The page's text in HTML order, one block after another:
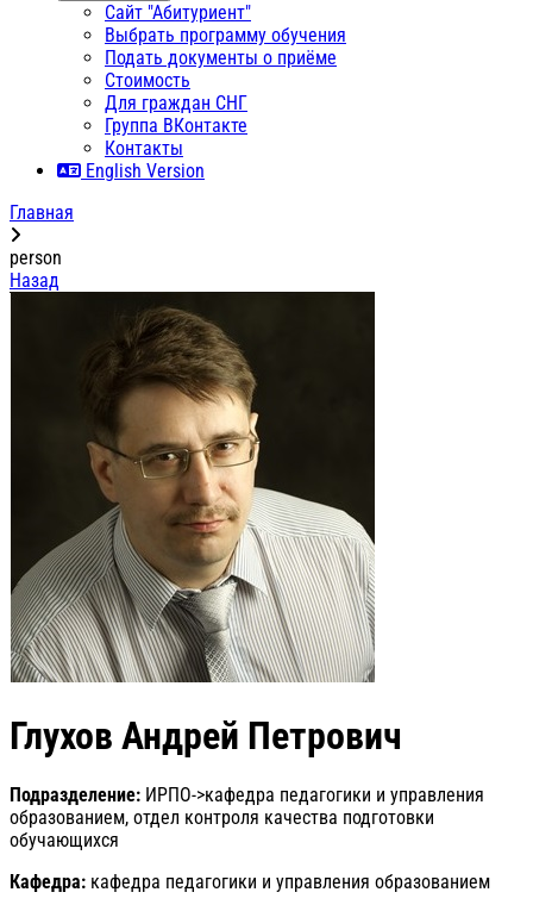
Сайт "Абитуриент"
Выбрать программу обучения
Подать документы о приёме
Стоимость
Для граждан СНГ
Группа ВКонтакте
Контакты
English Version
Главная
person
Назад
Глухов Андрей Петрович
Подразделение: ИРПО->кафедра педагогики и управления
образованием, отдел контроля качества подготовки
обучающихся
Кафедра: кафедра педагогики и управления образованием